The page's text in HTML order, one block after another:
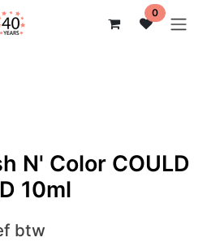
0
N' Color COULD
10ml
btw